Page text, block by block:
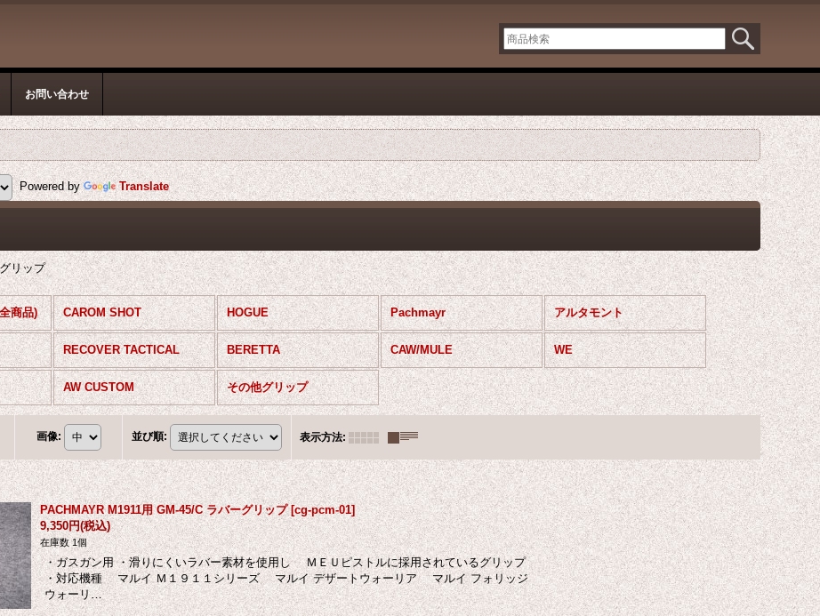
お問い合わせ
Powered by Translate
リップ
商品) CAROM SHOT HOGUE Pachmayr アルタモント
RECOVER TACTICAL BERETTA CAW/MULE WE
AW CUSTOM その他グリップ
画像: 並び順: 表示方法:
PACHMAYR M1911用 GM-45/C ラバーグリップ [cg-pcm-01]
9,350円(税込)
在庫数 1個
・ガスガン用 ・滑りにくいラバー素材を使用し ＭＥＵピストルに採用されているグリップ
・対応機種 マルイ Ｍ１９１１シリーズ マルイ デザートウォーリア マルイ フォリッジ
ウォーリ…